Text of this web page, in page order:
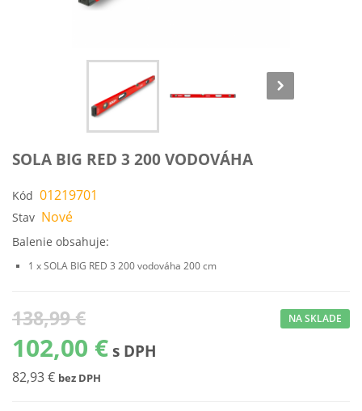
SOLA BIG RED 3 200 VODOVÁHA
Kód 01219701
Stav Nové
Balenie obsahuje:
1 x SOLA BIG RED 3 200 vodováha 200 cm
138,99 €
102,00 € s DPH
82,93 € bez DPH
NA SKLADE